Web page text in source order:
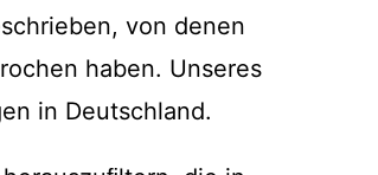
von denen
haben. Unseres
in Deutschland.